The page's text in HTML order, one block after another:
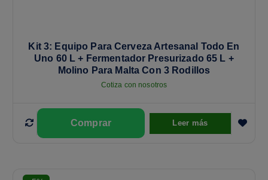
Kit 3: Equipo Para Cerveza Artesanal Todo En
Uno 60 L + Fermentador Presurizado 65 L +
Molino Para Malta Con 3 Rodillos
Cotiza con nosotros
Leer más